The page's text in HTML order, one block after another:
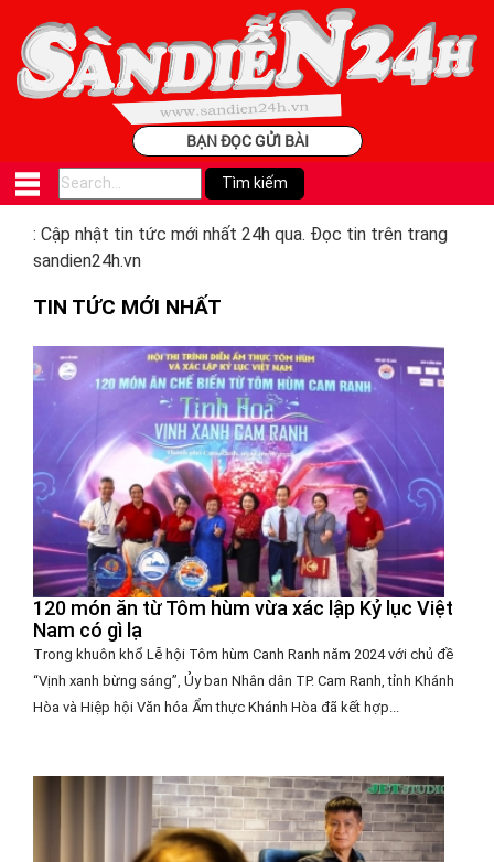
BẠN ĐỌC GỬI BÀI
: Cập nhật tin tức mới nhất 24h qua. Đọc tin trên trang
sandien24h.vn
TIN TỨC MỚI NHẤT
120 món ăn từ Tôm hùm vừa xác lập Kỷ lục Việt
Nam có gì lạ
Trong khuôn khổ Lễ hội Tôm hùm Canh Ranh năm 2024 với chủ đề
“Vịnh xanh bừng sáng”, Ủy ban Nhân dân TP. Cam Ranh, tỉnh Khánh
Hòa và Hiệp hội Văn hóa Ẩm thực Khánh Hòa đã kết hợp...